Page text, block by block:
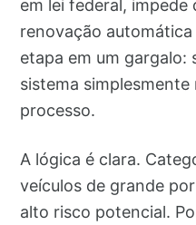
em lei federal, impede
renovação
etapa em um gargalo:
sistema
processo.
A lógica é clara.
veículos de grande
alto risco potencial.